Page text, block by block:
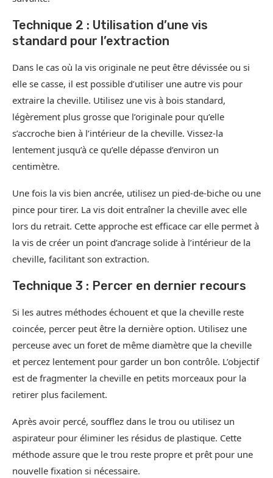
Technique 2 : Utilisation d’une vis
standard pour l’extraction
Dans le cas où la vis originale ne peut être dévissée ou si
elle se casse, il est possible d’utiliser une autre vis pour
extraire la cheville. Utilisez une vis à bois standard,
légèrement plus grosse que l’originale pour qu’elle
s’accroche bien à l’intérieur de la cheville. Vissez-la
lentement jusqu’à ce qu’elle dépasse d’environ un
centimètre.
Une fois la vis bien ancrée, utilisez un pied-de-biche ou une
pince pour tirer. La vis doit entraîner la cheville avec elle
lors du retrait. Cette approche est efficace car elle permet à
la vis de créer un point d’ancrage solide à l’intérieur de la
cheville, facilitant son extraction.
Technique 3 : Percer en dernier recours
Si les autres méthodes échouent et que la cheville reste
coincée, percer peut être la dernière option. Utilisez une
perceuse avec un foret de même diamètre que la cheville
et percez lentement pour garder un bon contrôle. L’objectif
est de fragmenter la cheville en petits morceaux pour la
retirer plus facilement.
Après avoir percé, soufflez dans le trou ou utilisez un
aspirateur pour éliminer les résidus de plastique. Cette
méthode assure que le trou reste propre et prêt pour une
nouvelle fixation si nécessaire.